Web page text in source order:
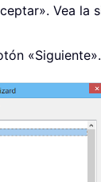
Vea la
«Siguiente».